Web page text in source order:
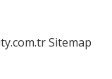
Sitemap